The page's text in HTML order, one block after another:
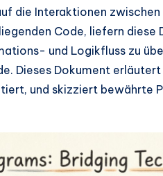
die Interaktionen
Code, liefern diese
und Logikfluss zu
Dieses Dokument
und skizziert bewährte